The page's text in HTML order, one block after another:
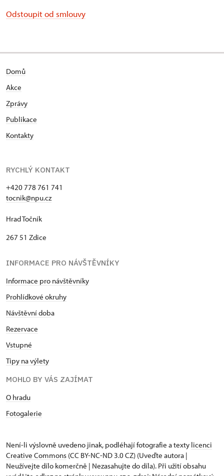
Odstoupit od smlouvy
Domů
Akce
Zprávy
Publikace
Kontakty
RYCHLÝ KONTAKT
+420 778 761 741
tocnik@npu.cz
Hrad Točník
267 51 Zdice
INFORMACE PRO NÁVŠTĚVNÍKY
Informace pro návštěvníky
Prohlídkové okruhy
Návštěvní doba
Rezervace
Vstupné
Tipy na výlety
MOHLO BY VÁS ZAJÍMAT
O hradu
Fotogalerie
Není-li výslovně uvedeno jinak, podléhají fotografie a texty licenci
Creative Commons (CC BY-NC-ND 3.0 CZ) (Uveďte autora |
Neužívejte dílo komerčně | Nezasahujte do díla). Při užití obsahu